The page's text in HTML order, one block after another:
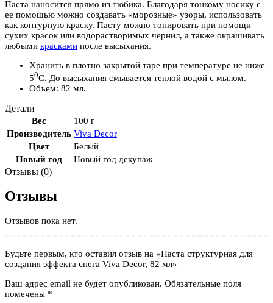
Паста наносится прямо из тюбика. Благодаря тонкому носику с
ее помощью можно создавать «морозные» узоры, использовать
как контурную краску. Пасту можно тонировать при помощи
сухих красок или водорастворимых чернил, а также окрашивать
любыми красками после высыхания.
Хранить в плотно закрытой таре при температуре не ниже
50С. До высыхания смывается теплой водой с мылом.
Объем: 82 мл.
Детали
Вес
100 г
Производитель Viva Decor
Цвет
Белый
Новый год
Новый год декупаж
Отзывы (0)
Отзывы
Отзывов пока нет.
Будьте первым, кто оставил отзыв на «Паста структурная для
создания эффекта снега Viva Decor, 82 мл»
Ваш адрес email не будет опубликован. Обязательные поля
помечены *